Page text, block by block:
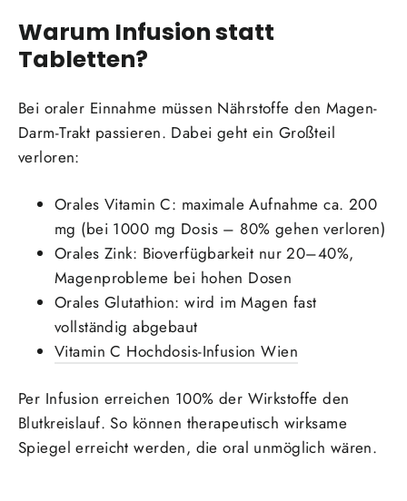
Warum Infusion statt
Tabletten?
Bei oraler Einnahme müssen Nährstoffe den Magen-
Darm-Trakt passieren. Dabei geht ein Großteil
verloren:
Orales Vitamin C: maximale Aufnahme ca. 200
mg (bei 1000 mg Dosis – 80% gehen verloren)
Orales Zink: Bioverfügbarkeit nur 20–40%,
Magenprobleme bei hohen Dosen
Orales Glutathion: wird im Magen fast
vollständig abgebaut
Vitamin C Hochdosis-Infusion Wien
Per Infusion erreichen 100% der Wirkstoffe den
Blutkreislauf. So können therapeutisch wirksame
Spiegel erreicht werden, die oral unmöglich wären.